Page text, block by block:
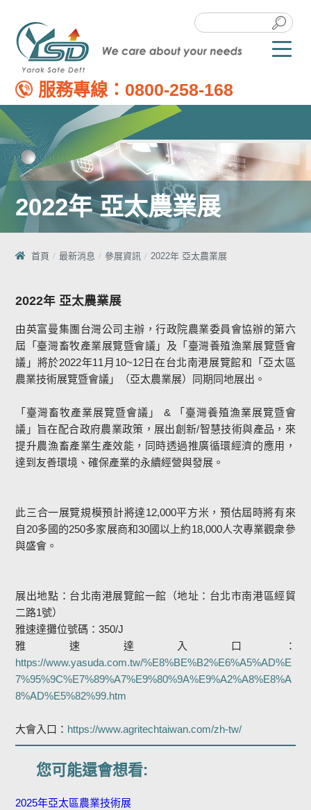
服務專線： 0800-258-168
2022年 亞太農業展
首頁 最新消息 參展資訊 2022年 亞太農業展
2022年 亞太農業展
由英富曼集團台灣公司主辦，行政院農業委員會協辦的第六
屆「臺灣畜牧產業展覽暨會議」及「臺灣養殖漁業展覽暨會
議」將於2022年11月10~12日在台北南港展覽館和「亞太區
農業技術展覽暨會議」（亞太農業展）同期同地展出。
「臺灣畜牧產業展覽暨會議」 & 「臺灣養殖漁業展覽暨會
議」旨在配合政府農業政策，展出創新/智慧技術與產品，來
提升農漁畜產業生產效能，同時透過推廣循環經濟的應用，
達到友善環境、確保產業的永續經營與發展。
此三合一展覽規模預計將達12,000平方米，預估屆時將有來
自20多國的250多家展商和30國以上約18,000人次專業觀衆參
與盛會。
展出地點：台北南港展覽館一館（地址：台北市南港區經貿
二路1號）
雅速達攤位號碼：350/J
雅速達入口：
https://www.yasuda.com.tw/%E8%BE%B2%E6%A5%AD%E
7%95%9C%E7%89%A7%E9%80%9A%E9%A2%A8%E8%A
8%AD%E5%82%99.htm
大會入口： https://www.agritechtaiwan.com/zh-tw/
您可能還會想看:
2025年亞太區農業技術展